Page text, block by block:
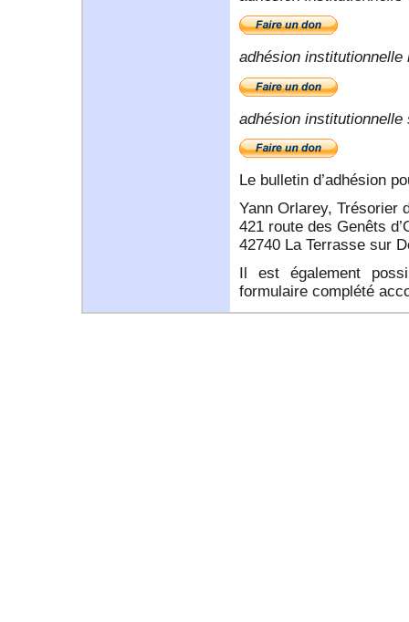
adhésion institutionnelle
adhésion institutionnelle
Le bulletin d’adhésion
Yann Orlarey, Trésorier
421 route des Genêts
42740 La Terrasse sur
Il est également
formulaire complété